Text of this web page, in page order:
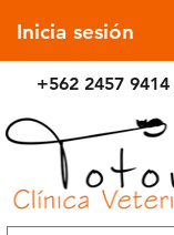
Inicia sesión
+562 2457 9414